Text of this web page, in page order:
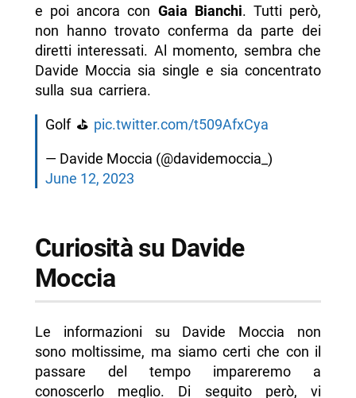
e poi ancora con Gaia Bianchi. Tutti però,
non hanno trovato conferma da parte dei
diretti interessati. Al momento, sembra che
Davide Moccia sia single e sia concentrato
sulla sua carriera.
Golf ⛳️ pic.twitter.com/t509AfxCya
— Davide Moccia (@davidemoccia_)
June 12, 2023
Curiosità su Davide
Moccia
Le informazioni su Davide Moccia non
sono moltissime, ma siamo certi che con il
passare del tempo impareremo a
conoscerlo meglio. Di seguito però, vi